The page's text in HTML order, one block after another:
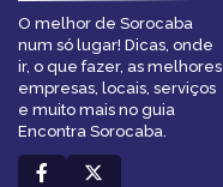
O melhor de Sorocaba
num só lugar! Dicas, onde
ir, o que fazer, as melhores
empresas, locais, serviços
e muito mais no guia
Encontra Sorocaba.